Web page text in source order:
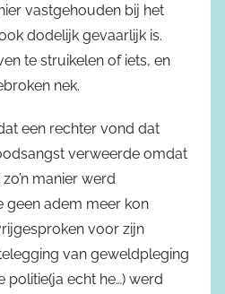
vastgehouden bij het
dodelijk gevaarlijk is.
te struikelen of iets, en
nek.
een rechter vond dat
verweerde omdat
manier werd
geen adem meer kon
voor zijn
van geweldpleging
politie(ja echt he…) werd